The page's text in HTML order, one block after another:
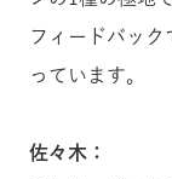
フィードバック
っています。
佐々木：